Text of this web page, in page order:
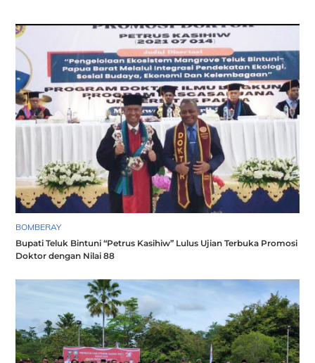
BOMBERAY
Bupati Teluk Bintuni “Petrus Kasihiw” Lulus Ujian Terbuka Promosi
Doktor dengan Nilai 88